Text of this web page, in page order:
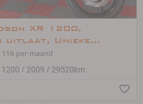
XR 1200,
uitlaat, Unieke
116 per maand
1200 / 2009 / 29520km